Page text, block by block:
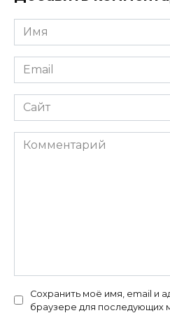
Имя
*
Email
*
Сайт
Комментарий
Сохранить моё имя, email и
браузере для последующих